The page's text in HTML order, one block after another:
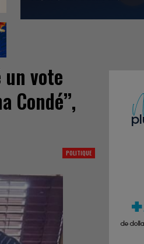
un vote
POLITIQUE